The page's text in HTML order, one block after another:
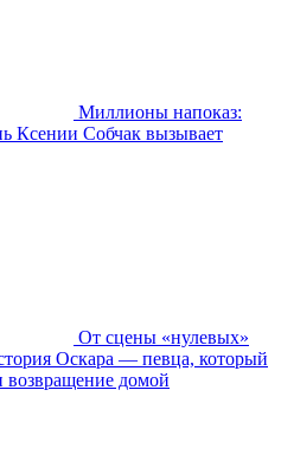
Миллионы напоказ:
Ксении Собчак вызывает
От сцены «нулевых»
Оскара — певца, который
возвращение домой